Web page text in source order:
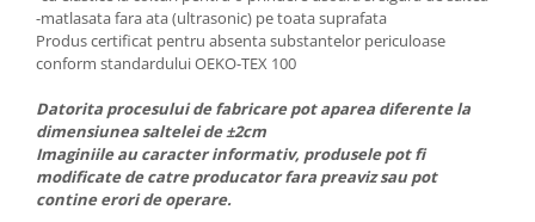
-matlasata fara ata (ultrasonic) pe toata suprafata
Produs certificat pentru absenta substantelor periculoase
conform standardului OEKO-TEX 100
Datorita procesului de fabricare pot aparea diferente la
dimensiunea saltelei de ±2cm
Imaginiile au caracter informativ, produsele pot fi
modificate de catre producator fara preaviz sau pot
contine erori de operare.